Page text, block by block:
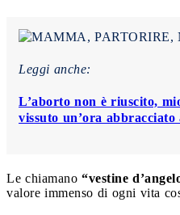
Leggi anche:
L’aborto non è riuscito,
vissuto un’ora abbracciato
Le chiamano “vestine
valore immenso di ogni vita